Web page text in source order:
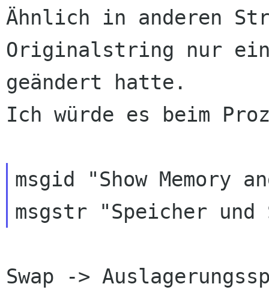
Ähnlich in anderen
Originalstring nur
geändert hatte.
Ich würde es beim
msgid "Show Memory
Swap ->